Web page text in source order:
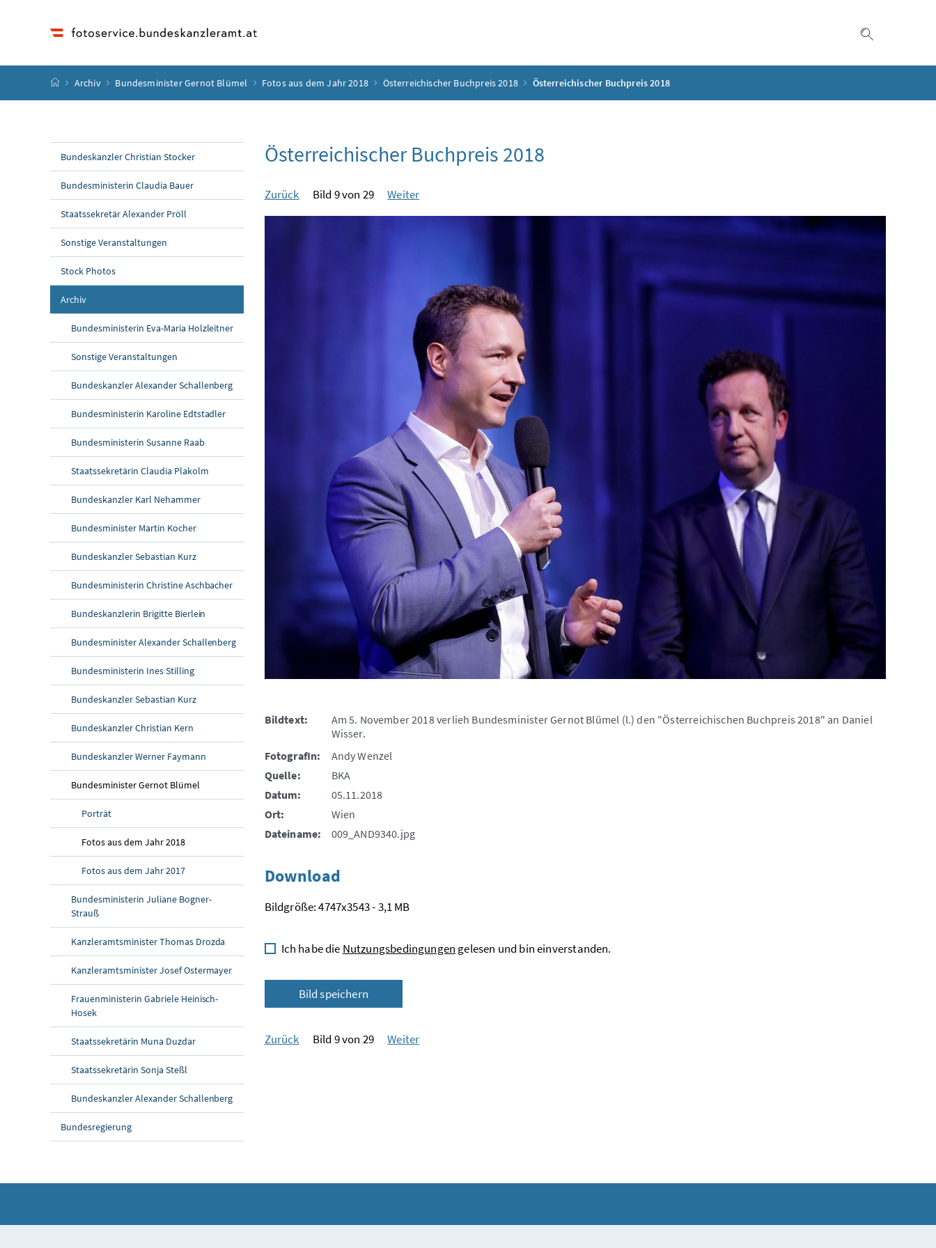
Startseite
Archiv Bundesminister Gernot Blümel Fotos aus dem Jahr 2018 Österreichischer Buchpreis 2018 Österreichischer Buchpreis 2018
Bundeskanzler Christian Stocker
Bundesministerin Claudia Bauer
Staatssekretär Alexander Pröll
Sonstige Veranstaltungen
Stock Photos
Archiv
Bundesministerin Eva-Maria Holzleitner
Sonstige Veranstaltungen
Bundeskanzler Alexander Schallenberg
Bundesministerin Karoline Edtstadler
Bundesministerin Susanne Raab
Staatssekretärin Claudia Plakolm
Bundeskanzler Karl Nehammer
Bundesminister Martin Kocher
Bundeskanzler Sebastian Kurz
Bundesministerin Christine Aschbacher
Bundeskanzlerin Brigitte Bierlein
Bundesminister Alexander Schallenberg
Bundesministerin Ines Stilling
Bundeskanzler Sebastian Kurz
Bundeskanzler Christian Kern
Bundeskanzler Werner Faymann
Bundesminister Gernot Blümel
Porträt
Fotos aus dem Jahr 2018
Fotos aus dem Jahr 2017
Bundesministerin Juliane Bogner-
Strauß
Kanzleramtsminister Thomas Drozda
Kanzleramtsminister Josef Ostermayer
Frauenministerin Gabriele Heinisch-
Hosek
Staatssekretärin Muna Duzdar
Staatssekretärin Sonja Steßl
Bundeskanzler Alexander Schallenberg
Bundesregierung
Österreichischer Buchpreis 2018
Zurück Bild 9 von 29 Weiter
Bildtext:
Am 5. November 2018 verlieh Bundesminister Gernot Blümel (l.) den "Österreichischen Buchpreis 2018" an Daniel
Wisser.
FotografIn:
Andy Wenzel
Quelle:
BKA
Datum:
05.11.2018
Ort:
Wien
Dateiname:
009_AND9340.jpg
Download
Bildgröße: 4747x3543 - 3,1 MB
Ich habe die Nutzungsbedingungen gelesen und bin einverstanden.
Bild speichern
Zurück Bild 9 von 29 Weiter